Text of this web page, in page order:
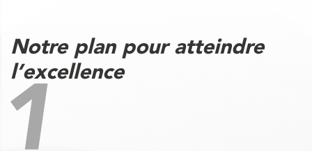
Notre plan pour atteindre
l’excellence